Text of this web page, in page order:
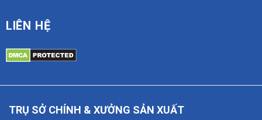
LIÊN HỆ
TRỤ SỞ CHÍNH & XƯỞNG SẢN XUẤT